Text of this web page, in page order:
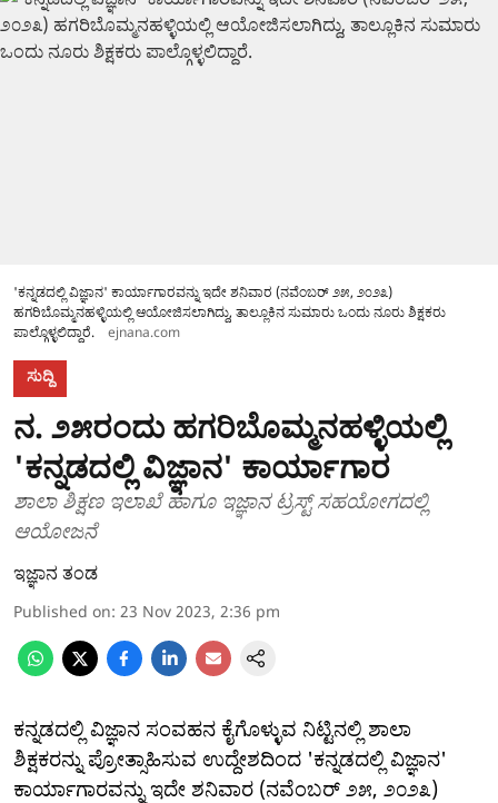
'ಕನ್ನಡದಲ್ಲಿ ವಿಜ್ಞಾನ' ಕಾರ್ಯಾಗಾರವನ್ನು ಇದೇ ಶನಿವಾರ (ನವೆಂಬರ್ ೨೫, ೨೦೨೩)
ಹಗರಿಬೊಮ್ಮನಹಳ್ಳಿಯಲ್ಲಿ ಆಯೋಜಿಸಲಾಗಿದ್ದು, ತಾಲ್ಲೂಕಿನ ಸುಮಾರು ಒಂದು ನೂರು ಶಿಕ್ಷಕರು
ಪಾಲ್ಗೊಳ್ಳಲಿದ್ದಾರೆ.
ejnana.com
ಸುದ್ದಿ
ನ. ೨೫ರಂದು ಹಗರಿಬೊಮ್ಮನಹಳ್ಳಿಯಲ್ಲಿ
'ಕನ್ನಡದಲ್ಲಿ ವಿಜ್ಞಾನ' ಕಾರ್ಯಾಗಾರ
ಶಾಲಾ ಶಿಕ್ಷಣ ಇಲಾಖೆ ಹಾಗೂ ಇಜ್ಞಾನ ಟ್ರಸ್ಟ್ ಸಹಯೋಗದಲ್ಲಿ
ಆಯೋಜನೆ
ಇಜ್ಞಾನ ತಂಡ
Published on: 23 Nov 2023, 2:36 pm
ಕನ್ನಡದಲ್ಲಿ ವಿಜ್ಞಾನ ಸಂವಹನ ಕೈಗೊಳ್ಳುವ ನಿಟ್ಟಿನಲ್ಲಿ ಶಾಲಾ
ಶಿಕ್ಷಕರನ್ನು ಪ್ರೋತ್ಸಾಹಿಸುವ ಉದ್ದೇಶದಿಂದ 'ಕನ್ನಡದಲ್ಲಿ ವಿಜ್ಞಾನ'
ಕಾರ್ಯಾಗಾರವನ್ನು ಇದೇ ಶನಿವಾರ (ನವೆಂಬರ್ ೨೫, ೨೦೨೩)